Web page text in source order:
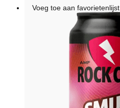
Voeg toe aan favorietenlijst